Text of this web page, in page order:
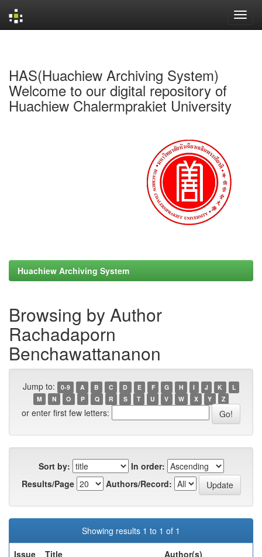
HAS(Huachiew Archiving System)
Welcome to our digital repository of
Huachiew Chalermprakiet University
Huachiew Archiving System
Browsing by Author
Rachadaporn
Benchawattananon
Jump to: 0-9 A B C D E F G H I J K
L
M
N O P Q R S T U V W X Y Z
or enter first few letters:
Sort by:
In order:
Results/Page
Authors/Record:
Showing results 1 to 1 of 1
Issue
Title Author(s)